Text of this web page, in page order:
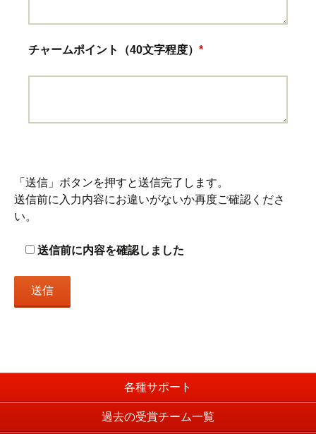
チャームポイント（40文字程度） *
「送信」ボタンを押すと送信完了します。
送信前に入力内容にお違いがないか再度ご確認くださ
い。
送信前に内容を確認しました
各種サポート
過去の受賞チーム一覧